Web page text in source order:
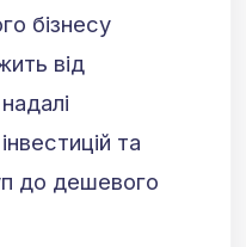
бізнесу
від
та
до дешевого